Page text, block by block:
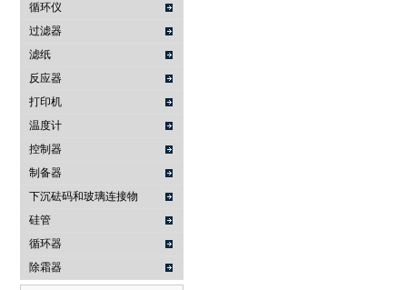
循环仪
过滤器
滤纸
反应器
打印机
温度计
控制器
制备器
下沉砝码和玻璃连接物
硅管
循环器
除霜器